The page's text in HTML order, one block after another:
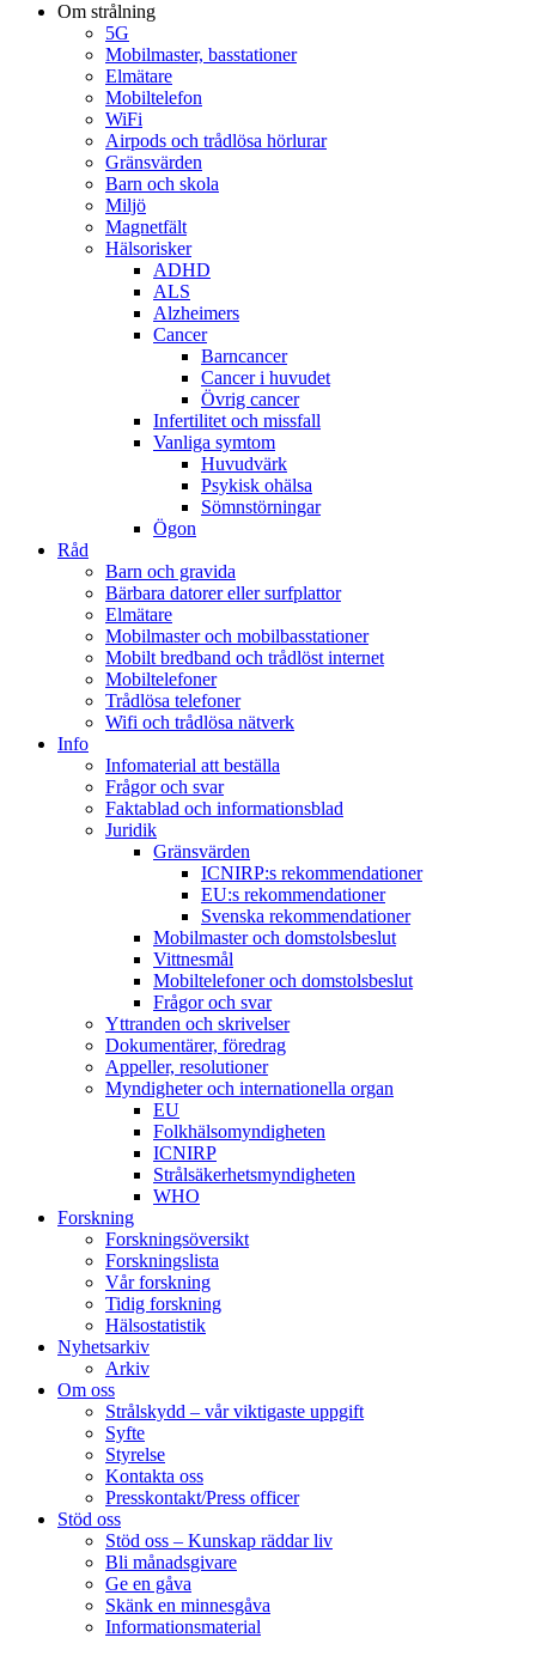
Om strålning
5G
Mobilmaster, basstationer
Elmätare
Mobiltelefon
WiFi
Airpods och trådlösa hörlurar
Gränsvärden
Barn och skola
Miljö
Magnetfält
Hälsorisker
ADHD
ALS
Alzheimers
Cancer
Barncancer
Cancer i huvudet
Övrig cancer
Infertilitet och missfall
Vanliga symtom
Huvudvärk
Psykisk ohälsa
Sömnstörningar
Ögon
Råd
Barn och gravida
Bärbara datorer eller surfplattor
Elmätare
Mobilmaster och mobilbasstationer
Mobilt bredband och trådlöst internet
Mobiltelefoner
Trådlösa telefoner
Wifi och trådlösa nätverk
Info
Infomaterial att beställa
Frågor och svar
Faktablad och informationsblad
Juridik
Gränsvärden
ICNIRP:s rekommendationer
EU:s rekommendationer
Svenska rekommendationer
Mobilmaster och domstolsbeslut
Vittnesmål
Mobiltelefoner och domstolsbeslut
Frågor och svar
Yttranden och skrivelser
Dokumentärer, föredrag
Appeller, resolutioner
Myndigheter och internationella organ
EU
Folkhälsomyndigheten
ICNIRP
Strålsäkerhetsmyndigheten
WHO
Forskning
Forskningsöversikt
Forskningslista
Vår forskning
Tidig forskning
Hälsostatistik
Nyhetsarkiv
Arkiv
Om oss
Strålskydd – vår viktigaste uppgift
Syfte
Styrelse
Kontakta oss
Presskontakt/Press officer
Stöd oss
Stöd oss – Kunskap räddar liv
Bli månadsgivare
Ge en gåva
Skänk en minnesgåva
Informationsmaterial